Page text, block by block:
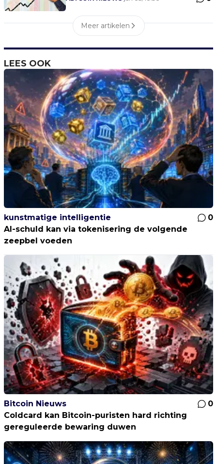
Meer artikelen
LEES OOK
kunstmatige intelligentie
0
AI-schuld kan via tokenisering de volgende
zeepbel voeden
Bitcoin Nieuws
0
Coldcard kan Bitcoin-puristen hard richting
gereguleerde bewaring duwen